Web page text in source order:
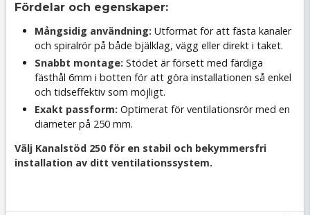
Fördelar och egenskaper:
Mångsidig användning: Utformat för att fästa kanaler
och spiralrör på både bjälklag, vägg eller direkt i taket.
Snabbt montage: Stödet är försett med färdiga
fästhål 6mm i botten för att göra installationen så enkel
och tidseffektiv som möjligt.
Exakt passform: Optimerat för ventilationsrör med en
diameter på 250 mm.
Välj Kanalstöd 250 för en stabil och bekymmersfri
installation av ditt ventilationssystem.